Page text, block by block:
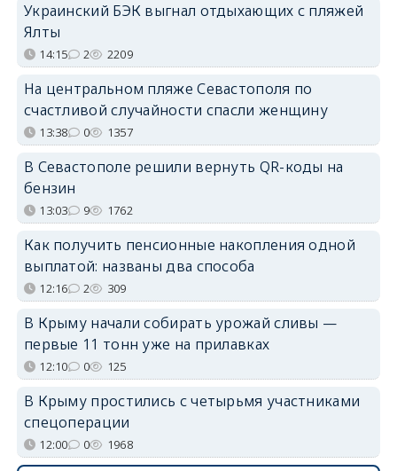
Украинский БЭК выгнал отдыхающих с пляжей
Ялты
14:15 2 2209
На центральном пляже Севастополя по
счастливой случайности спасли женщину
13:38 0 1357
В Севастополе решили вернуть QR-коды на
бензин
13:03 9 1762
Как получить пенсионные накопления одной
выплатой: названы два способа
12:16 2 309
В Крыму начали собирать урожай сливы —
первые 11 тонн уже на прилавках
12:10 0 125
В Крыму простились с четырьмя участниками
спецоперации
12:00 0 1968